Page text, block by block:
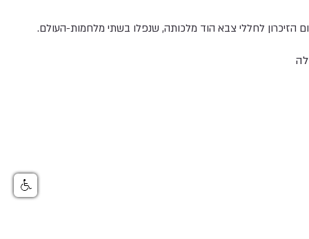
הזיכרון לחללי צבא הוד מלכותה, שנפלו בשתי מלחמות-העולם.